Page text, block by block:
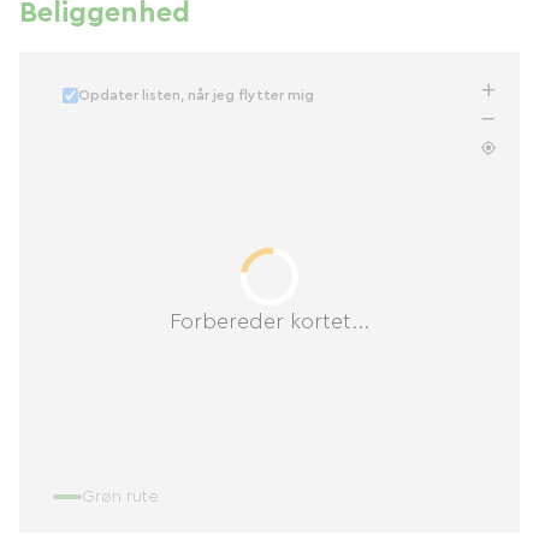
Beliggenhed
Forbereder kortet...
Opdater listen, når jeg flytter mig
Grøn rute